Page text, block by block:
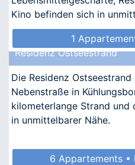
Kino befinden sich in
Fuß zu erreichen.
1
Residenz Ostseestrand
Die Residenz
Nebenstraße in
kilometerlange Strand und
in unmittelbarer Nähe.
6 Appartements •